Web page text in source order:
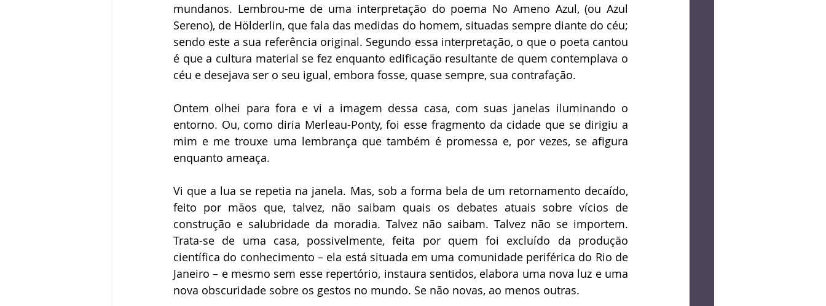
mundanos. Lembrou-me de uma interpretação do poema No Ameno Azul, (ou Azul
Sereno), de Hölderlin, que fala das medidas do homem, situadas sempre diante do céu;
sendo este a sua referência original. Segundo essa interpretação, o que o poeta cantou
é que a cultura material se fez enquanto edificação resultante de quem contemplava o
céu e desejava ser o seu igual, embora fosse, quase sempre, sua contrafação.
Ontem olhei para fora e vi a imagem dessa casa, com suas janelas iluminando o
entorno. Ou, como diria Merleau-Ponty, foi esse fragmento da cidade que se dirigiu a
mim e me trouxe uma lembrança que também é promessa e, por vezes, se afigura
enquanto ameaça.
Vi que a lua se repetia na janela. Mas, sob a forma bela de um retornamento decaído,
feito por mãos que, talvez, não saibam quais os debates atuais sobre vícios de
construção e salubridade da moradia. Talvez não saibam. Talvez não se importem.
Trata-se de uma casa, possivelmente, feita por quem foi excluído da produção
científica do conhecimento – ela está situada em uma comunidade periférica do Rio de
Janeiro – e mesmo sem esse repertório, instaura sentidos, elabora uma nova luz e uma
nova obscuridade sobre os gestos no mundo. Se não novas, ao menos outras.